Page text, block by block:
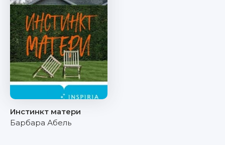
Инстинкт матери
Барбара Абель